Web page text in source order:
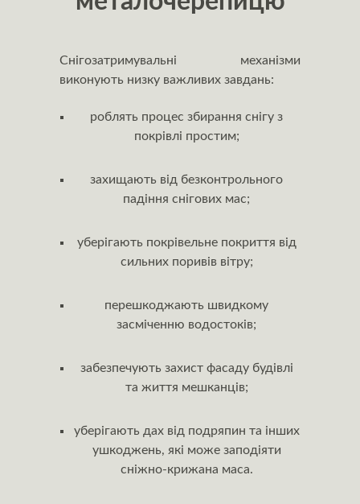
Снігозатримувальні механізми
виконують низку важливих завдань:
роблять процес збирання снігу з
покрівлі простим;
захищають від безконтрольного
падіння снігових мас;
уберігають покрівельне покриття від
сильних поривів вітру;
перешкоджають швидкому
засміченню водостоків;
забезпечують захист фасаду будівлі
та життя мешканців;
уберігають дах від подряпин та інших
ушкоджень, які може заподіяти
сніжно-крижана маса.